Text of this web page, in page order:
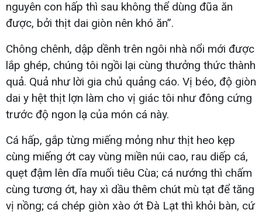
nguyên con hấp thì sau không thể dùng đũa ăn
được, bởi thịt dai giòn nên khó ăn”.
Chông chênh, dập dềnh trên ngôi nhà nổi mới được
lắp ghép, chúng tôi ngồi lại cùng thưởng thức thành
quả. Quả như lời gia chủ quảng cáo. Vị béo, độ giòn
dai y hệt thịt lợn làm cho vị giác tôi như đông cứng
trước độ ngon lạ của món cá này.
Cá hấp, gắp từng miếng mỏng như thịt heo kẹp
cùng miếng ớt cay vùng miền núi cao, rau diếp cá,
quẹt đậm lên dĩa muối tiêu Cùa; cá nướng thì chấm
cùng tương ớt, hay xì dầu thêm chút mù tạt để tăng
vị nồng; cá chép giòn xào ớt Đà Lạt thì khỏi bàn, cứ